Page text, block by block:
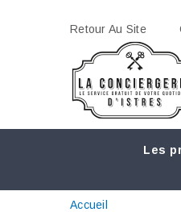
Retour Au Site
Les
Accueil